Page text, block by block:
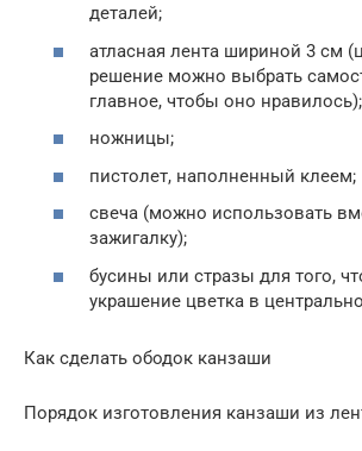
деталей;
атласная лента шириной 3 см
решение можно выбрать
главное, чтобы оно нравилось);
ножницы;
пистолет, наполненный клеем;
свеча (можно использовать
зажигалку);
бусины или стразы для того,
украшение цветка в
Как сделать ободок канзаши
Порядок изготовления канзаши из